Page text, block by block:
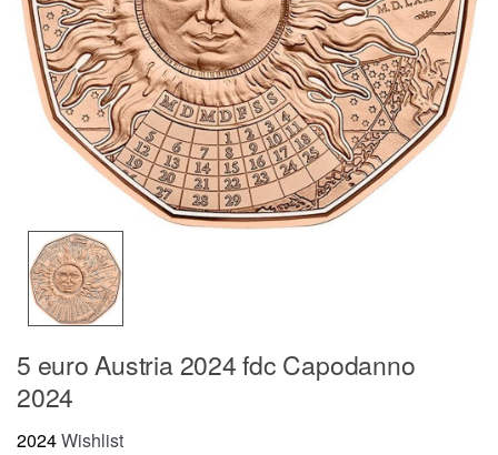
5 euro Austria 2024 fdc Capodanno
2024
2024Wishlist